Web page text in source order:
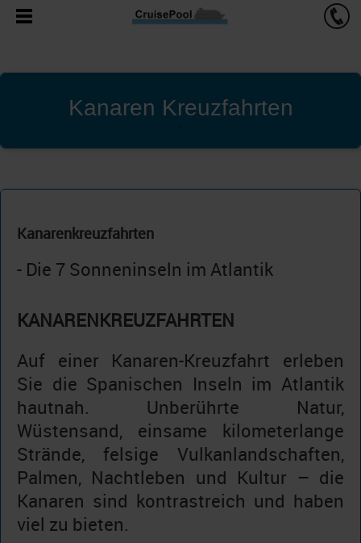
Kanaren Kreuzfahrten
'
Kanarenkreuzfahrten
- Die 7 Sonneninseln im Atlantik
KANARENKREUZFAHRTEN
Auf einer Kanaren-Kreuzfahrt erleben
Sie die Spanischen Inseln im Atlantik
hautnah. Unberührte Natur,
Wüstensand, einsame kilometerlange
Strände, felsige Vulkanlandschaften,
Palmen, Nachtleben und Kultur – die
Kanaren sind kontrastreich und haben
viel zu bieten.